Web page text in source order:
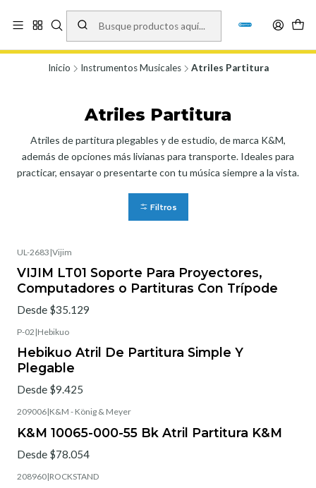
Vísita nuestro local en Los Agustinos 5478, Ñuñoa. Lunes a Viernes 9.30 a
19.00, Sábados 10:00 a 19:00 y Domingos de 10:00 a 17:00
Inicio Instrumentos Musicales Atriles Partitura
Atriles Partitura
Atriles de partitura plegables y de estudio, de marca K&M,
además de opciones más livianas para transporte. Ideales para
practicar, ensayar o presentarte con tu música siempre a la vista.
Filtros
UL-2683 |Vijim
VIJIM LT01 Soporte Para Proyectores,
Computadores o Partituras Con Trípode
Desde $35.129
P-02 |Hebikuo
Hebikuo Atril De Partitura Simple Y
Plegable
Desde $9.425
209006|K&M - König & Meyer
K&M 10065-000-55 Bk Atril Partitura K&M
Desde $78.054
208960|ROCKSTAND